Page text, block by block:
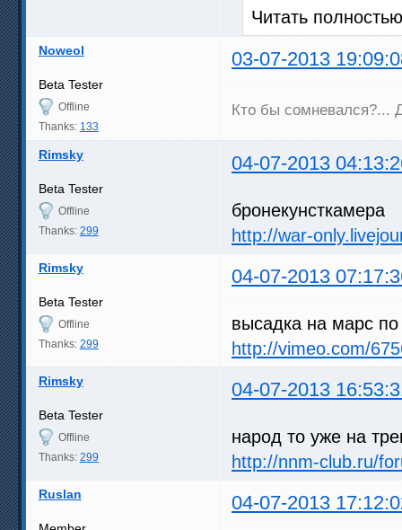
Читать
Noweol 03-07-2013
Beta Tester
Offline
Thanks: 133
Кто бы сомневался?...
Rimsky 04-07-2013
Beta Tester
Offline
Thanks: 299
бронекунсткамера
http://war-
Rimsky 04-07-2013
Beta Tester
Offline
Thanks: 299
высадка на марс
http://vimeo.com/
Rimsky 04-07-2013
Beta Tester
Offline
Thanks: 299
народ то уже на
http://nnm-club.ru/
Ruslan 04-07-2013